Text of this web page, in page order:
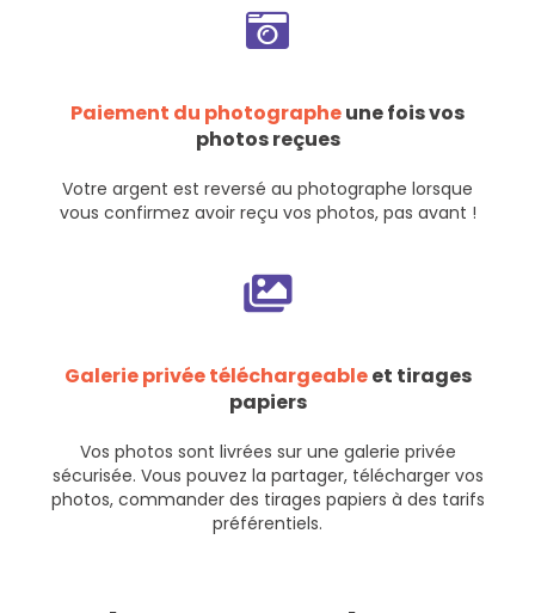
Paiement du photographeune fois vos
photos reçues
Votre argent est reversé au photographe lorsque
vous confirmez avoir reçu vos photos, pas avant !
Galerie privée téléchargeableet tirages
papiers
Vos photos sont livrées sur une galerie privée
sécurisée. Vous pouvez la partager, télécharger vos
photos, commander des tirages papiers à des tarifs
préférentiels.